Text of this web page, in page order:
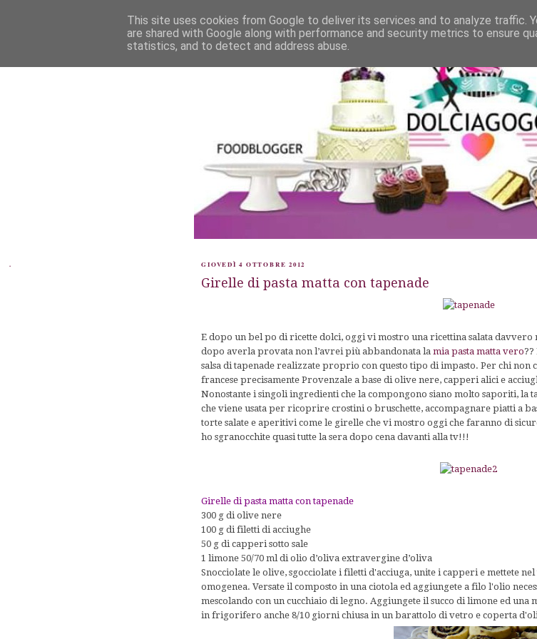
. GIOVEDÌ 4 OTTOBRE 2012
Girelle di pasta matta con tapenade
E dopo un bel po di ricette dolci, oggi vi mostro una ricettina salata
dopo averla provata non l’avrei più abbandonata lamia pasta matta vero
salsa di tapenade realizzate proprio con questo tipo di impasto. Per chi non
francese precisamente Provenzale a base di olive nere, capperi alici e
Nonostante i singoli ingredienti che la compongono siano molto saporiti, la
che viene usata per ricoprire crostini o bruschette, accompagnare piatti a
torte salate e aperitivi come le girelle che vi mostro oggi che faranno di
ho sgranocchite quasi tutte la sera dopo cena davanti alla tv!!!
Girelle di pasta matta con tapenade
300 g di olive nere
100 g di filetti di acciughe
50 g di capperi sotto sale
1 limone 50/70 ml di olio d’oliva extravergine d’oliva
Snocciolate le olive, sgocciolate i filetti d'acciuga, unite i capperi e mettete
omogenea. Versate il composto in una ciotola ed aggiungete a filo l'olio
mescolando con un cucchiaio di legno. Aggiungete il succo di limone ed una
in frigorifero anche 8/10 giorni chiusa in un barattolo di vetro e coperta
This site uses cookies from Google to deliver its services and to analyze traffic.
are shared with Google along with performance and security metrics to ensure
statistics, and to detect and address abuse.